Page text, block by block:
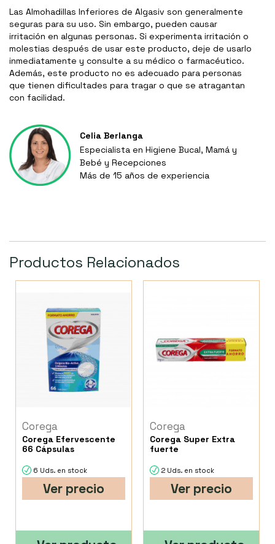
Las Almohadillas Inferiores de Algasiv son generalmente
seguras para su uso. Sin embargo, pueden causar
irritación en algunas personas. Si experimenta irritación o
molestias después de usar este producto, deje de usarlo
inmediatamente y consulte a su médico o farmacéutico.
Además, este producto no es adecuado para personas
que tienen dificultades para tragar o que se atragantan
con facilidad.
Celia Berlanga
Especialista en Higiene Bucal, Mamá y
Bebé y Recepciones
Más de 15 años de experiencia
Productos Relacionados
Corega
Corega Efervescente
66 Cápsulas
6 Uds. en stock
Ver precio
Corega
Corega Super Extra
fuerte
2 Uds. en stock
Ver precio